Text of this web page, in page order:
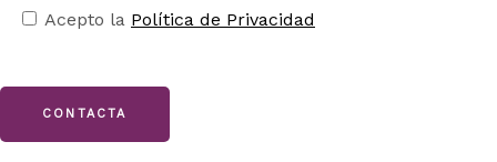
Acepto la Política de Privacidad
CONTACTA